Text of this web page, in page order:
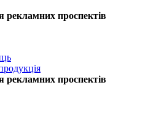
рекламних проспектів
рекламних проспектів